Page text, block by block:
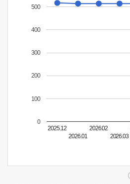
2025.12
2026.01
2026.02
2026.03
0
100
200
300
400
500